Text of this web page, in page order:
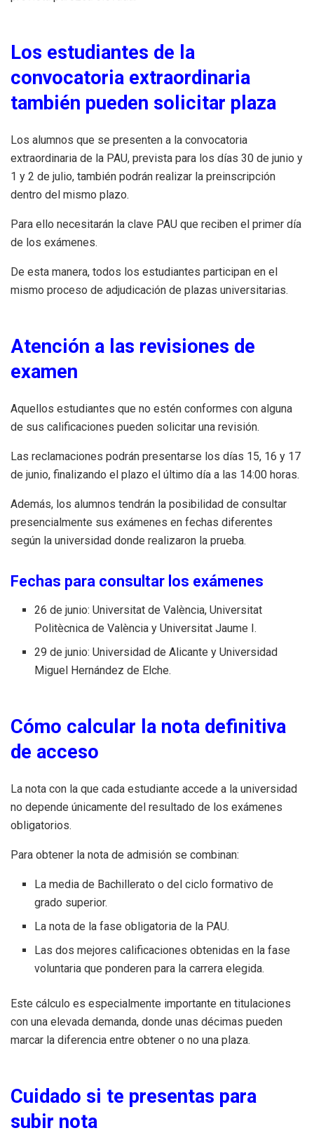
Los estudiantes de la
convocatoria extraordinaria
también pueden solicitar plaza
Los alumnos que se presenten a la convocatoria
extraordinaria de la PAU, prevista para los días 30 de junio y
1 y 2 de julio, también podrán realizar la preinscripción
dentro del mismo plazo.
Para ello necesitarán la clave PAU que reciben el primer día
de los exámenes.
De esta manera, todos los estudiantes participan en el
mismo proceso de adjudicación de plazas universitarias.
Atención a las revisiones de
examen
Aquellos estudiantes que no estén conformes con alguna
de sus calificaciones pueden solicitar una revisión.
Las reclamaciones podrán presentarse los días 15, 16 y 17
de junio, finalizando el plazo el último día a las 14:00 horas.
Además, los alumnos tendrán la posibilidad de consultar
presencialmente sus exámenes en fechas diferentes
según la universidad donde realizaron la prueba.
Fechas para consultar los exámenes
26 de junio: Universitat de València, Universitat
Politècnica de València y Universitat Jaume I.
29 de junio: Universidad de Alicante y Universidad
Miguel Hernández de Elche.
Cómo calcular la nota definitiva
de acceso
La nota con la que cada estudiante accede a la universidad
no depende únicamente del resultado de los exámenes
obligatorios.
Para obtener la nota de admisión se combinan:
La media de Bachillerato o del ciclo formativo de
grado superior.
La nota de la fase obligatoria de la PAU.
Las dos mejores calificaciones obtenidas en la fase
voluntaria que ponderen para la carrera elegida.
Este cálculo es especialmente importante en titulaciones
con una elevada demanda, donde unas décimas pueden
marcar la diferencia entre obtener o no una plaza.
Cuidado si te presentas para
subir nota